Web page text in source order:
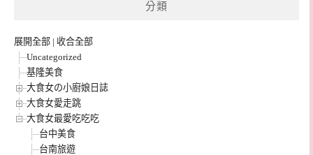
分類
展開全部 | 收合全部
Uncategorized
基隆美食
大食女の小廚娘日誌
大食女愛走跳
大食女最愛吃吃吃
台中美食
台南旅遊